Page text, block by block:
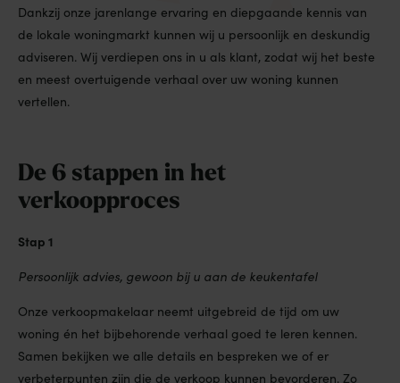
Dankzij onze jarenlange ervaring en diepgaande kennis van
de lokale woningmarkt kunnen wij u persoonlijk en deskundig
adviseren. Wij verdiepen ons in u als klant, zodat wij het beste
en meest overtuigende verhaal over uw woning kunnen
vertellen.
De 6 stappen in het
verkoopproces
Stap 1
Persoonlijk advies, gewoon bij u aan de keukentafel
Onze verkoopmakelaar neemt uitgebreid de tijd om uw
woning én het bijbehorende verhaal goed te leren kennen.
Samen bekijken we alle details en bespreken we of er
verbeterpunten zijn die de verkoop kunnen bevorderen. Zo